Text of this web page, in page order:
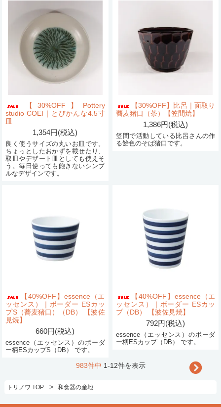
【30%OFF】Pottery
studio COEI｜とびかんな4.5寸
皿
1,354円(税込)
良く使うサイズの丸いお皿です。
ちょっとしたおかずを載せたり、
取皿やデザート皿としても使えそ
う。毎日使っても飽きないシンプ
ルなデザインです。
【30%OFF】比呂｜面取り
蕎麦猪口（茶）【笠間焼】
1,386円(税込)
笠間で活動している比呂さんの作
る飴色のそば猪口です。
【40%OFF】essence（エ
ッセンス）｜ボーダー ESカッ
プS（蕎麦猪口）（DB） 【波佐
見焼】
660円(税込)
essence（エッセンス）のボーダ
ー柄ESカップS（DB） です。
【40%OFF】essence（エ
ッセンス）｜ボーダー ESカッ
プ（DB） 【波佐見焼】
792円(税込)
essence（エッセンス）のボーダ
ー柄ESカップ（DB） です。
983件中 1-12件を表示
トリノワ TOP > 和食器の産地